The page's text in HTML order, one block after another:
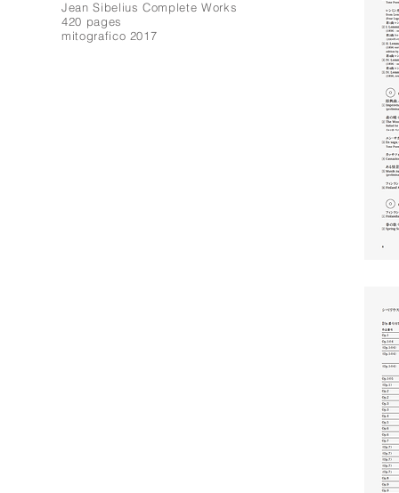
Jean Sibelius Complete Works
420 pages
mitografico 2017